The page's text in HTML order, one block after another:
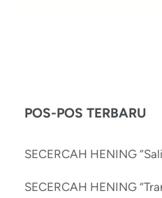
POS-POS TERBARU
SECERCAH HENING
SECERCAH HENING